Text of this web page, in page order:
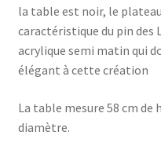
la table est noir, le
caractéristique du pin des
acrylique semi matin qui
élégant à cette création
La table mesure 58 cm de
diamètre.